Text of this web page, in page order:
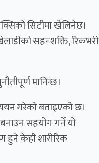
सिटीमा खेलिनेछ।
सहनशक्ति, रिकभरी
मानिन्छ।
गरेको बताइएको छ।
सहयोग गर्ने यो
हुने केही शारीरिक